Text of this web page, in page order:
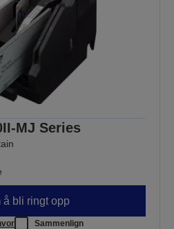
MJ Series
å bli ringt opp
Sammenlign